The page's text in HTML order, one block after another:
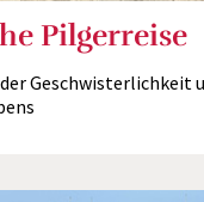
Pilgerreise
Geschwisterlichkeit